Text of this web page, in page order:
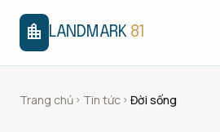
location_city LANDMARK 81
Trang chủ chevron_right Tin tức chevron_right Đời sống